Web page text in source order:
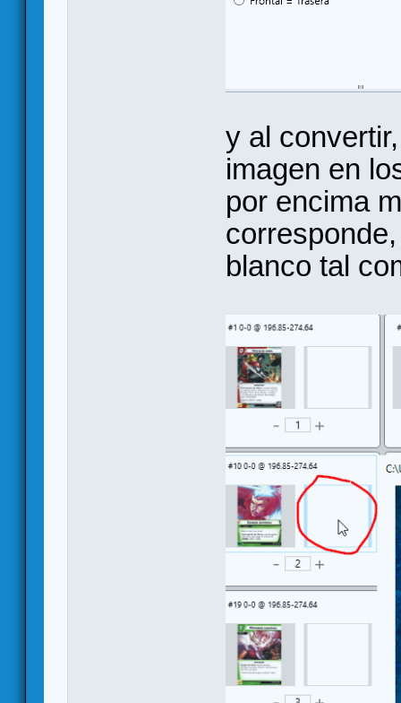
y al
imagen en
por encima
blanco tal